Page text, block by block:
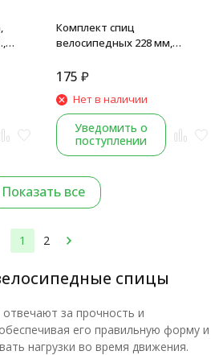
Комплект спиц
велосипедных 228 мм,
ниппелем, серебристые, 18
175 ₽
Нет в наличии
Уведомить о
поступлении
Показать все
1 2
спицы
за прочность и
его правильную форму и
нагрузки во время движения.